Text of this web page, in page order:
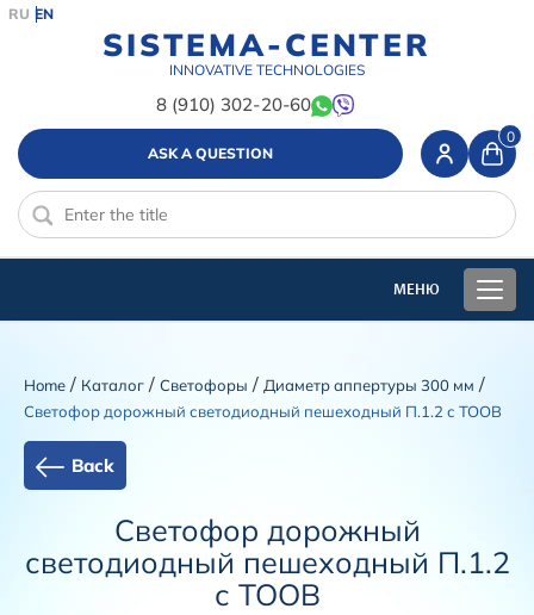
SISTEMA-CENTER
INNOVATIVE TECHNOLOGIES
8 (910) 302-20-60
RU EN
ASK A QUESTION
0
Home / Каталог / Cветофоры / Диаметр аппертуры 300 мм /
Светофор дорожный светодиодный пешеходный П.1.2 с ТООВ
Back
Светофор дорожный
светодиодный пешеходный П.1.2
с ТООВ